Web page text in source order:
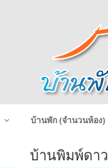
บ้านพัก (จำนวนห้อง)
บ้านพิมพ์ดา